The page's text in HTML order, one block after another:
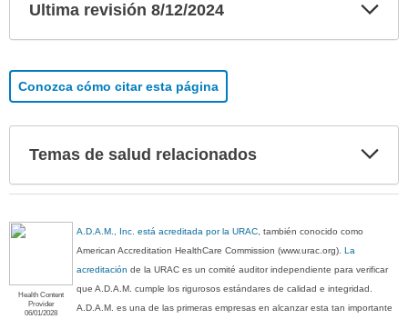
Ultima revisión 8/12/2024
Conozca cómo citar esta página
Temas de salud relacionados
Health Content
Provider
06/01/2028
A.D.A.M., Inc. está acreditada por la URAC , también conocido como
American Accreditation HealthCare Commission (www.urac.org).La
acreditación de la URAC es un comité auditor independiente para verificar
que A.D.A.M. cumple los rigurosos estándares de calidad e integridad.
A.D.A.M. es una de las primeras empresas en alcanzar esta tan importante